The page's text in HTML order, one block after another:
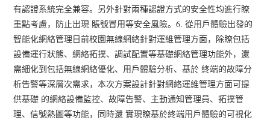
有認證系統完全兼容。另外針對兩種認證方式的安全性均進行瞭
重點考慮，防止出現 賬號冒用等安全風險。6. 從用戶體驗出發的
智能化網絡管理目前校園無線網絡針對運維管理方面，除瞭包括
設備運行狀態、網絡拓撲、調試配置等基礎網絡管理功能外，還
需細化到包括無線網絡優化、用戶體驗分析、基於 終端的故障分
析告警等深層次需求，本次方案設計針對網絡運維管理方面可提
供基礎 的網絡設備監控、故障告警、主動通知管理員、拓撲管
理、信號熱圖等功能，同時還 實現瞭基於終端用戶體驗的可視化